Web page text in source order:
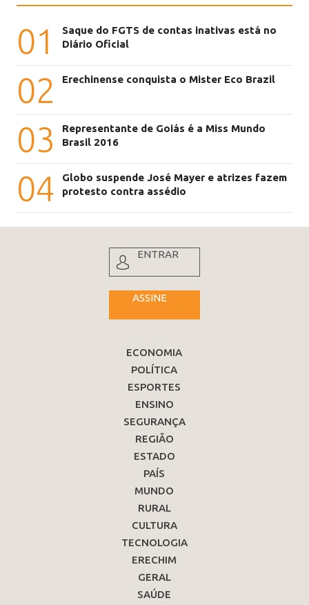
01
Saque do FGTS de contas inativas está no
Diário Oficial
02 Erechinense conquista o Mister Eco Brazil
03
Representante de Goiás é a Miss Mundo
Brasil 2016
04
Globo suspende José Mayer e atrizes fazem
protesto contra assédio
ENTRAR
ASSINE
ECONOMIA
POLÍTICA
ESPORTES
ENSINO
SEGURANÇA
REGIÃO
ESTADO
PAÍS
MUNDO
RURAL
CULTURA
TECNOLOGIA
ERECHIM
GERAL
SAÚDE